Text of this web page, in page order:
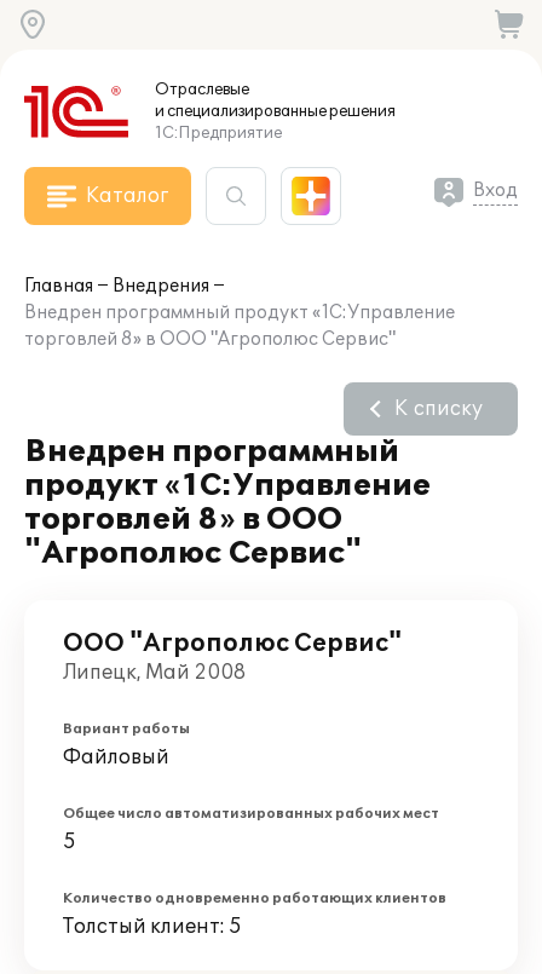
Отраслевые
и специализированныерешения
1С:Предприятие
Каталог Вход
Главная
Внедрения
Внедрен программный продукт «1С:Управление
торговлей 8» в ООО "Агрополюс Сервис"
Внедрен программный
продукт «1С:Управление
торговлей 8» в ООО
"Агрополюс Сервис"
К списку
ООО "Агрополюс Сервис"
Липецк, Май 2008
Вариант работы
Файловый
Общее число автоматизированных рабочих мест
5
Количество одновременно работающих клиентов
Толстый клиент: 5